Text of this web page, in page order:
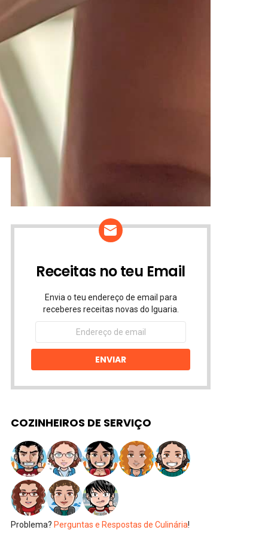
Receitas no teu Email
Envia o teu endereço de email para
receberes receitas novas do Iguaria.
Endereço
email
ENVIAR
COZINHEIROS DE SERVIÇO
Problema? Perguntas e Respostas de Culinária!